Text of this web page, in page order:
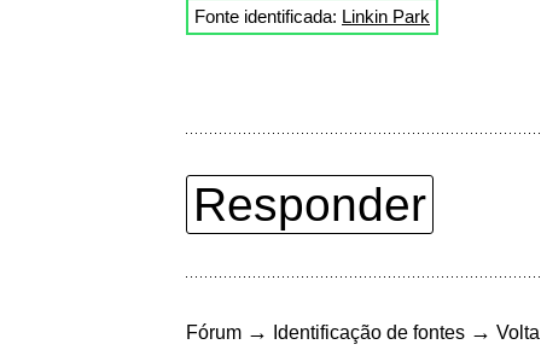
Fonte identificada: Linkin Park
Responder
Fórum → Identificação de fontes →